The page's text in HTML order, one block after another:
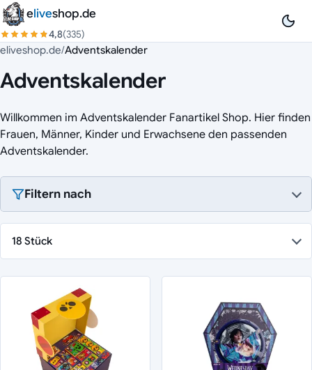
Zum Inhalt springen
eliveshop.de
4,8(335)
eliveshop.de/Adventskalender
Adventskalender
Willkommen im Adventskalender Fanartikel Shop. Hier finden
Frauen, Männer, Kinder und Erwachsene den passenden
Adventskalender.
Filtern nach
18 Stück